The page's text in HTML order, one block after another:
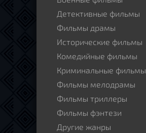
Детективные фильмы
Фильмы драмы
Исторические фильмы
Комедийные фильмы
Криминальные фильмы
Фильмы мелодрамы
Фильмы триллеры
Фильмы фэнтези
Другие жанры